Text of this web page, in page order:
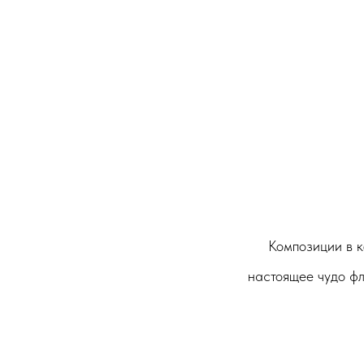
Композиции в
настоящее чудо